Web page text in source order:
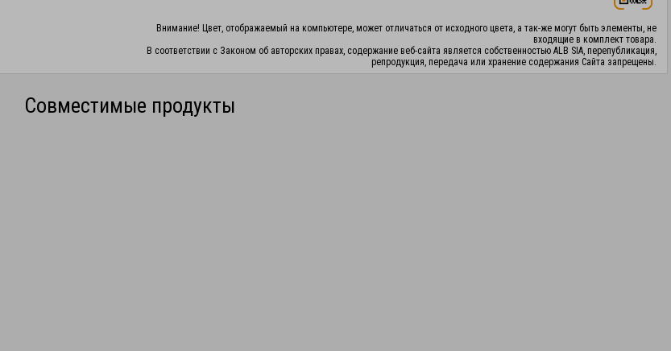
Внимание! Цвет, отображаемый на компьютере, может отличаться от исходного цвета, а так-же могут быть элементы, не
входящие в комплект товара.
В соответствии с Законом об авторских правах, содержание веб-сайта является собственностью ALB SIA, перепубликация,
репродукция, передача или хранение содержания Сайта запрещены.
Совместимые продукты